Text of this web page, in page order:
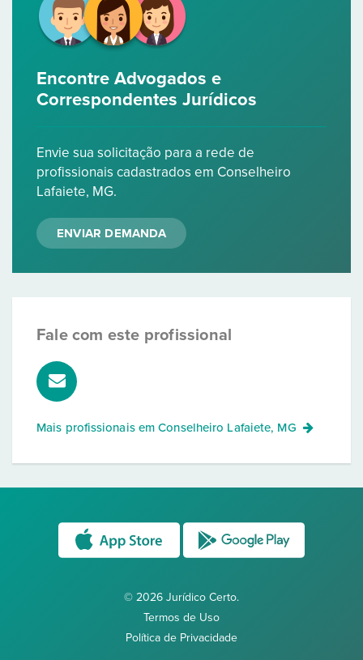
Encontre Advogados e
Correspondentes Jurídicos
Envie sua solicitação para a rede de
profissionais cadastrados em Conselheiro
Lafaiete, MG.
ENVIAR DEMANDA
Fale com este profissional
Mais profissionais emConselheiro Lafaiete, MG
© 2026 Jurídico Certo.
Termos de Uso
Política de Privacidade